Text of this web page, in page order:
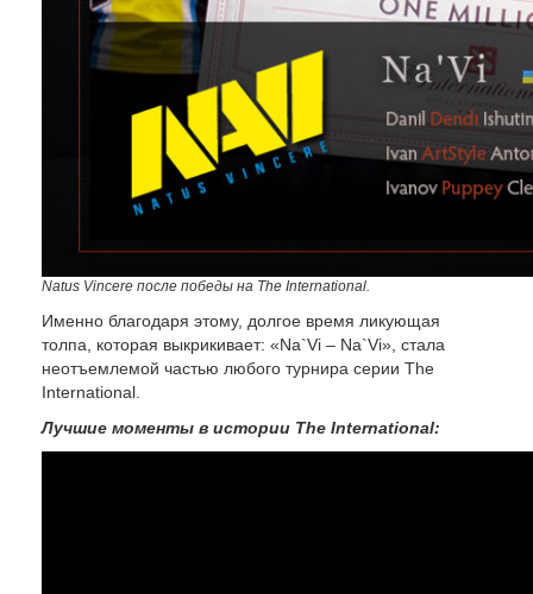
Natus Vincere после победы на The International.
Именно благодаря этому, долгое время ликующая
толпа, которая выкрикивает: «Na`Vi – Na`Vi», стала
неотъемлемой частью любого турнира серии The
International.
Лучшие моменты в истории The International: